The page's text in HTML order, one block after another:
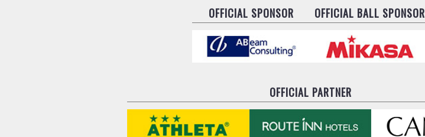
OFFICIAL SPONSOR OFFICIAL BALL SPONSOR
OFFICIAL PARTNER